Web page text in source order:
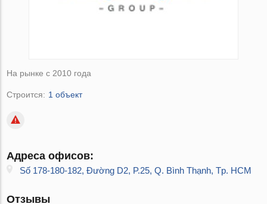
На рынке с 2010 года
Строится: 1 объект
Адреса офисов:
Số 178-180-182, Đường D2, P.25, Q. Bình Thạnh, Tp. HCM
Отзывы